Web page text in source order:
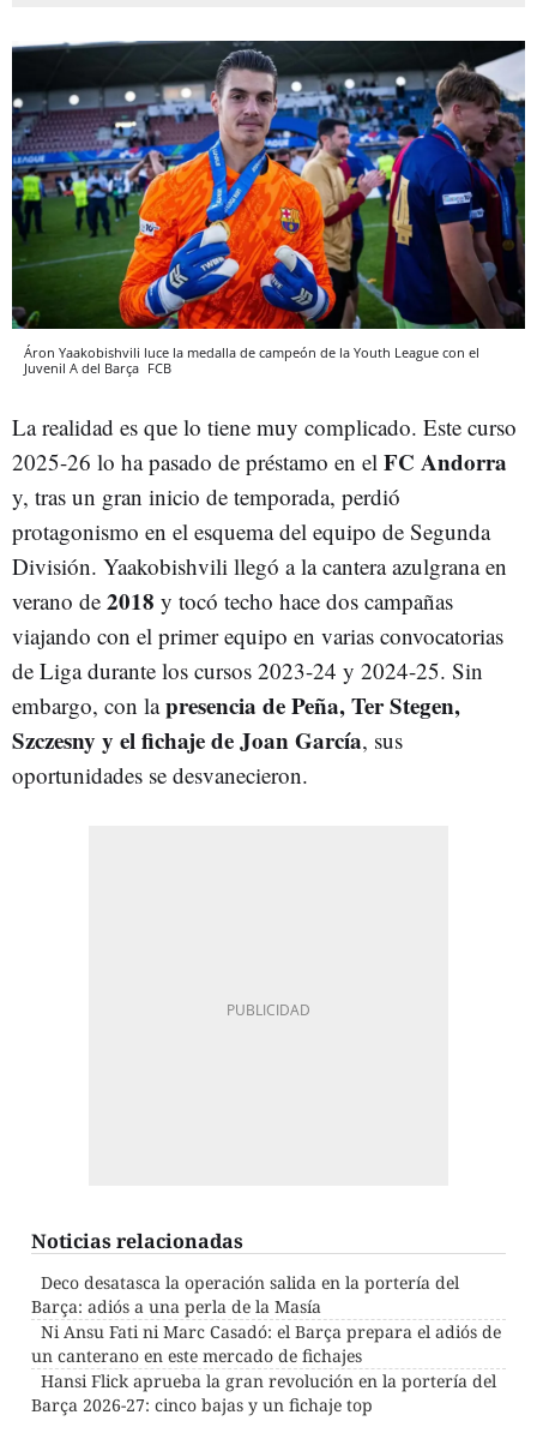
Áron Yaakobishvili luce la medalla de campeón de la Youth League con el
Juvenil A del Barça FCB
La realidad es que lo tiene muy complicado. Este curso
2025-26 lo ha pasado de préstamo en el FC Andorra
y, tras un gran inicio de temporada, perdió
protagonismo en el esquema del equipo de Segunda
División. Yaakobishvili llegó a la cantera azulgrana en
verano de 2018 y tocó techo hace dos campañas
viajando con el primer equipo en varias convocatorias
de Liga durante los cursos 2023-24 y 2024-25. Sin
embargo, con lapresencia de Peña, Ter Stegen,
Szczesny y el fichaje de Joan García, sus
oportunidades se desvanecieron.
Noticias relacionadas
Deco desatasca la operación salida en la portería del
Barça: adiós a una perla de la Masía
Ni Ansu Fati ni Marc Casadó: el Barça prepara el adiós de
un canterano en este mercado de fichajes
Hansi Flick aprueba la gran revolución en la portería del
Barça 2026-27: cinco bajas y un fichaje top